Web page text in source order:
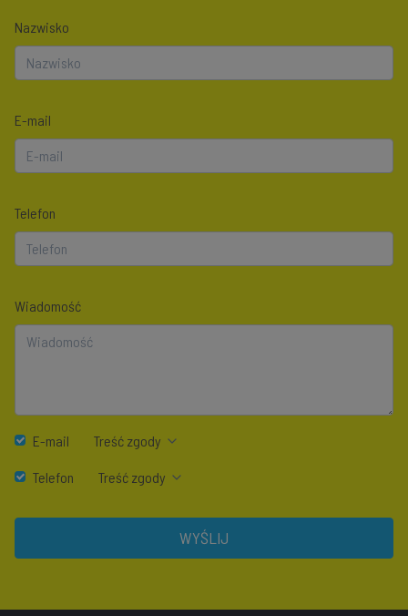
Nazwisko
E-mail
Telefon
Wiadomość
E-mail Treść zgody
Telefon Treść zgody
WYŚLIJ